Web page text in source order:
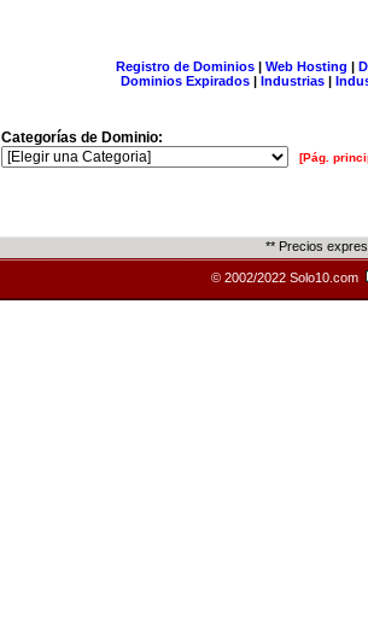
Registro de Dominios| Web Hosting |
Dominios Expirados | Industrias |
Categorías de Dominio:
[Pág.
** Precios
© 2002/2022 Solo10.com